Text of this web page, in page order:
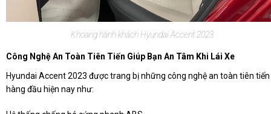
Khoang hành khách Hyundai Accent 2023
Công Nghệ An Toàn Tiên Tiến Giúp Bạn An Tâm Khi Lái Xe
Hyundai Accent 2023 được trang bị những công nghệ an toàn tiên tiến
hàng đầu hiện nay như: